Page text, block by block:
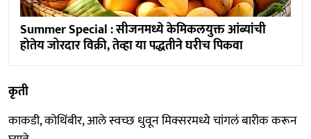
Summer Special : सीजनमध्ये केमिकलयुक्त आंब्यांची
होतेय जोरदार विक्री, तेव्हा या पद्धतीने घरीच पिकवा
कृती
काकडी, कोथिंबीर, आले स्वच्छ धुवून मिक्सरमध्ये चांगलं बारीक करून